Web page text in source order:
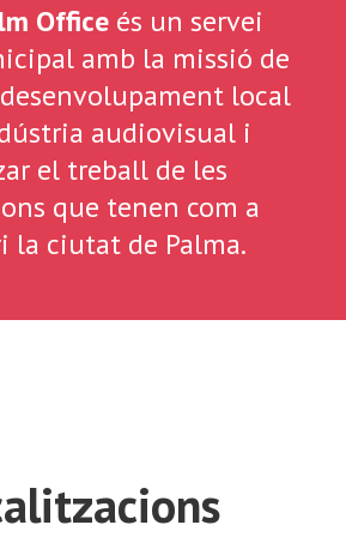
Officeés un servei
amb la missió de
local
audiovisual i
el treball de les
que tenen com a
la ciutat de Palma.